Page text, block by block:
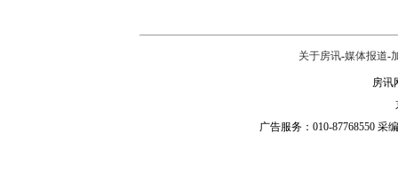
关于房讯-媒体报道-
房讯
广告服务：010-87768550 采